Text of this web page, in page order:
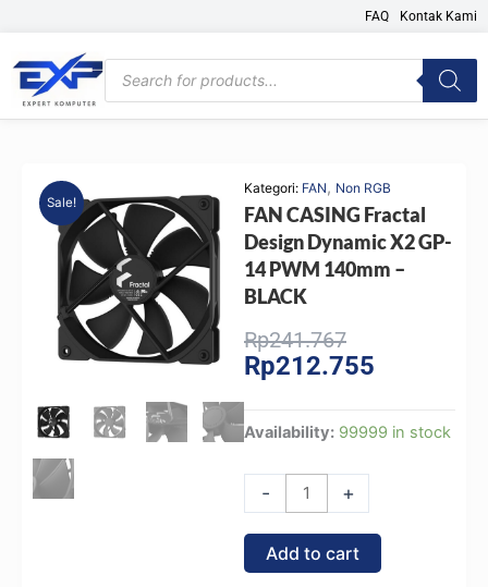
content
FAQ Kontak Kami
Products
search
Sale!
Kategori: FAN, Non RGB
FAN CASING Fractal
Design Dynamic X2 GP-
14 PWM 140mm –
BLACK
Rp241.767Original
price
Rp212.755
Availability: 99999 in stock
-
FAN
Design
Dynamic
+
Add to cart